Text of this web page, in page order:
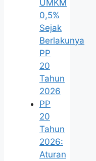
UMKM
0,5%
Sejak
Berlakunya
PP
20
Tahun
2026
PP
20
Tahun
2026:
Aturan